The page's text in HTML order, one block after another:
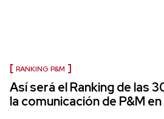
RANKING P&M
Así será el Ranking de las
la comunicación de P&M